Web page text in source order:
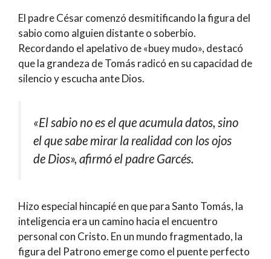
El padre César comenzó desmitificando la figura del
sabio como alguien distante o soberbio.
Recordando el apelativo de «buey mudo», destacó
que la grandeza de Tomás radicó en su capacidad de
silencio y escucha ante Dios.
«El sabio no es el que acumula datos, sino
el que sabe mirar la realidad con los ojos
de Dios», afirmó el padre Garcés.
Hizo especial hincapié en que para Santo Tomás, la
inteligencia era un camino hacia el encuentro
personal con Cristo. En un mundo fragmentado, la
figura del Patrono emerge como el puente perfecto